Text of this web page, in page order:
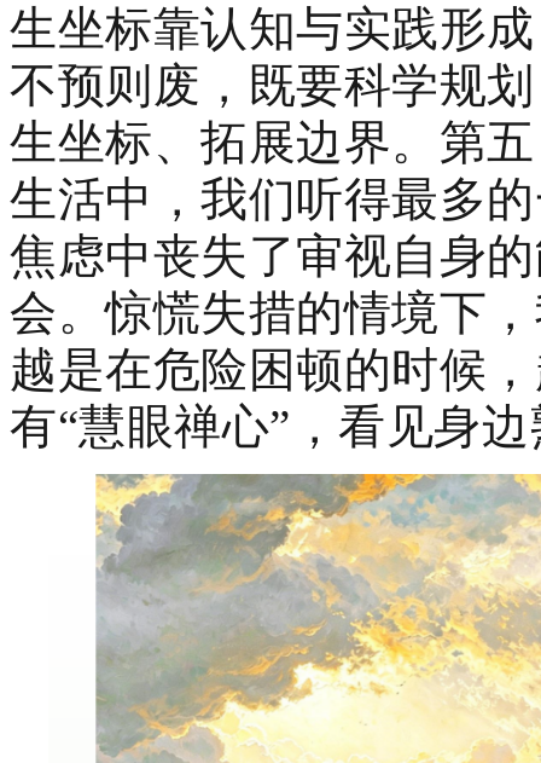
生坐标靠认知与实践形
不预则废，既要科学规
生坐标、拓展边界。第
生活中，我们听得最多
焦虑中丧失了审视自身
会。惊慌失措的情境下
越是在危险困顿的时候
有“慧眼禅心”，看见身